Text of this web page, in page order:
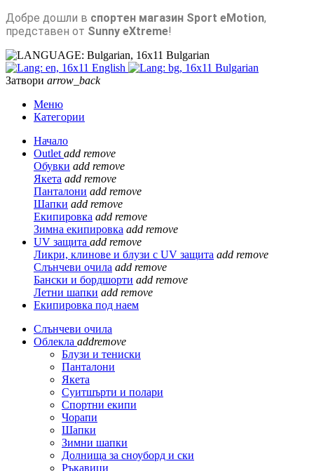
Добре дошли в спортен магазин Sport eMotion,
представен от Sunny eXtreme!
Bulgarian
English
Bulgarian
Затвори arrow_back
Меню
Категории
Начало
Outlet add remove
Обувки add remove
Якета add remove
Панталони add remove
Шапки add remove
Екипировка add remove
Зимна екипировка add remove
UV защита add remove
Ликри, клинове и блузи с UV защита add remove
Слънчеви очила add remove
Бански и бордшорти add remove
Летни шапки add remove
Екипировка под наем
Слънчеви очила
Облекла addremove
Блузи и тениски
Панталони
Якета
Суитшърти и полари
Спортни екипи
Чорапи
Шапки
Зимни шапки
Долнища за сноуборд и ски
Ръкавици